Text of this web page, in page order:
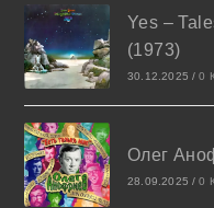
Yes –
(1973)
30.12.2025 / 0
Олег
28.09.2025 / 0